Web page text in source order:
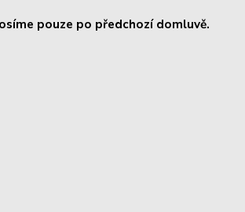
pouze po předchozí domluvě.